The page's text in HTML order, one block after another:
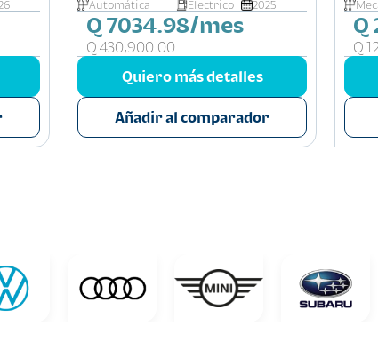
Automática
Electrico 2025
Q 7034.98/mes
Q 430,900.00
Quiero más detalles
Añadir al comparador
Q
Q